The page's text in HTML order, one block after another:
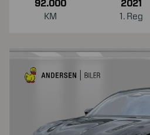
92.000
KM
2021
1. Reg